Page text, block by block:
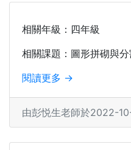
相關年級：四年級
相關課題：圖形拼砌與分
閱讀更多 →
由彭悦生老師於2022-